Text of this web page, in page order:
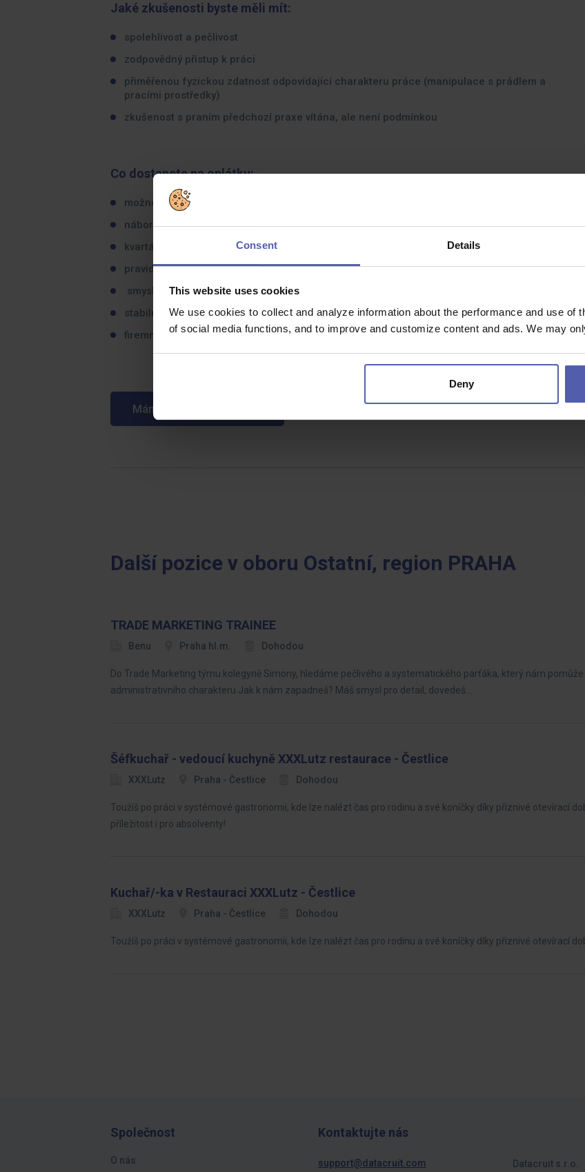
Consent Details
This website uses cookies
We use cookies to collect and analyze information about the performance and use of
of social media functions, and to improve and customize content and ads. We may
Deny
Jaké zkušenosti byste měli mít:
spolehlivost a pečlivost
zodpovědný přístup k práci
přiměřenou fyzickou zdatnost odpovídající charakteru práce (manipulace s prádlem a
pracími prostředky)
zkušenost s praním předchozí praxe vítána, ale není podmínkou
Co dostanete na oplátku:
možnost práce na HPP na plný či částečný úvazek
náborový bonus pro OZP zaměstnance až 15 tis. Kč pro OZP
kvartální bonusy pro zaměstnance OZP
pravidelnou mzdu a dlouhodobou spolupráci která lze uzpůsobit zdravotním omezením
smysluplnou práci v příjemném pracovním kolektivu
stabilní zázemí mezinárodní společnosti
firemní benefity
Mám zájem o tuto pozici
Další pozice v oboru Ostatní, region PRAHA
TRADE MARKETING TRAINEE
Benu Praha hl.m. Dohodou
Do Trade Marketing týmu kolegyně Simony, hledáme pečlivého a systematického parťáka, který nám
administrativního charakteru.Jak k nám zapadneš? Máš smysl pro detail, dovedeš…
Šéfkuchař - vedoucí kuchyně XXXLutz restaurace - Čestlice
XXXLutz Praha - Čestlice Dohodou
Toužíš po práci v systémové gastronomii, kde lze nalézt čas pro rodinu a své koníčky díky příznivé otevírací
příležitost i pro absolventy!
Kuchař/-ka v Restauraci XXXLutz - Čestlice
XXXLutz Praha - Čestlice Dohodou
Toužíš po práci v systémové gastronomii, kde lze nalézt čas pro rodinu a své koníčky díky příznivé otevírací
Společnost
O nás
Kontaktujte nás
support@datacruit.com Datacruit s.r.o.